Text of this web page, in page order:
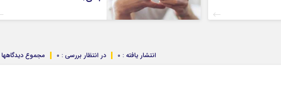
مجموع دیدگاهها در انتظار بررسی : 0 انتشار یافته : 0